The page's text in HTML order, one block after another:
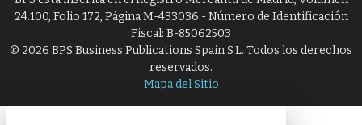
24.100, Folio 172, Página M-433036 - Número de Identificación
Fiscal: B-85062503
© 2026 BPS Business Publications Spain S.L. Todos los derechos
reservados.
Mapa del Sitio